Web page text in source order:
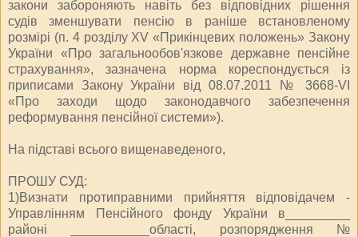
закони забороняють навіть без відповідних рішення
судів зменшувати пенсію в раніше встановленому
розмірі (п. 4 розділу XV «Прикінцевих положень» Закону
України «Про загальнообов'язкове державне пенсійне
страхування», зазначена норма кореспондується із
приписами Закону України від 08.07.2011 № 3668-VI
«Про заходи щодо законодавчого забезпечення
реформування пенсійної системи»).
На підставі всього вищенаведеного,
ПРОШУ СУД:
1)Визнати протиправними прийняття відповідачем -
Управлінням Пенсійного фонду України в_________
районі ___________області, розпорядження №